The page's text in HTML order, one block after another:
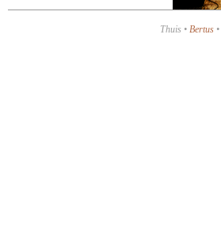
Thuis • Bertus •